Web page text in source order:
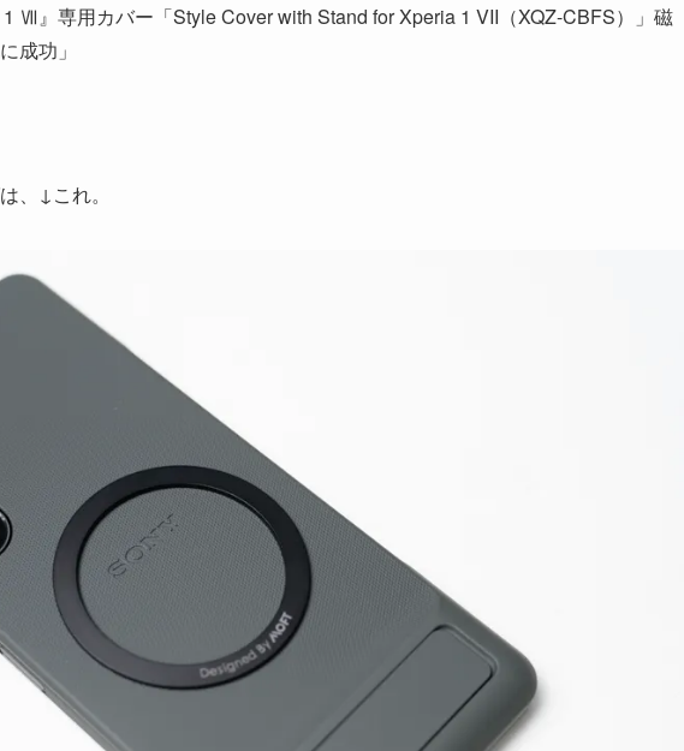
Ⅶ』専用カバー「Style Cover with Stand for Xperia 1 VII（XQZ-CBFS）」磁
成功」
、↓これ。